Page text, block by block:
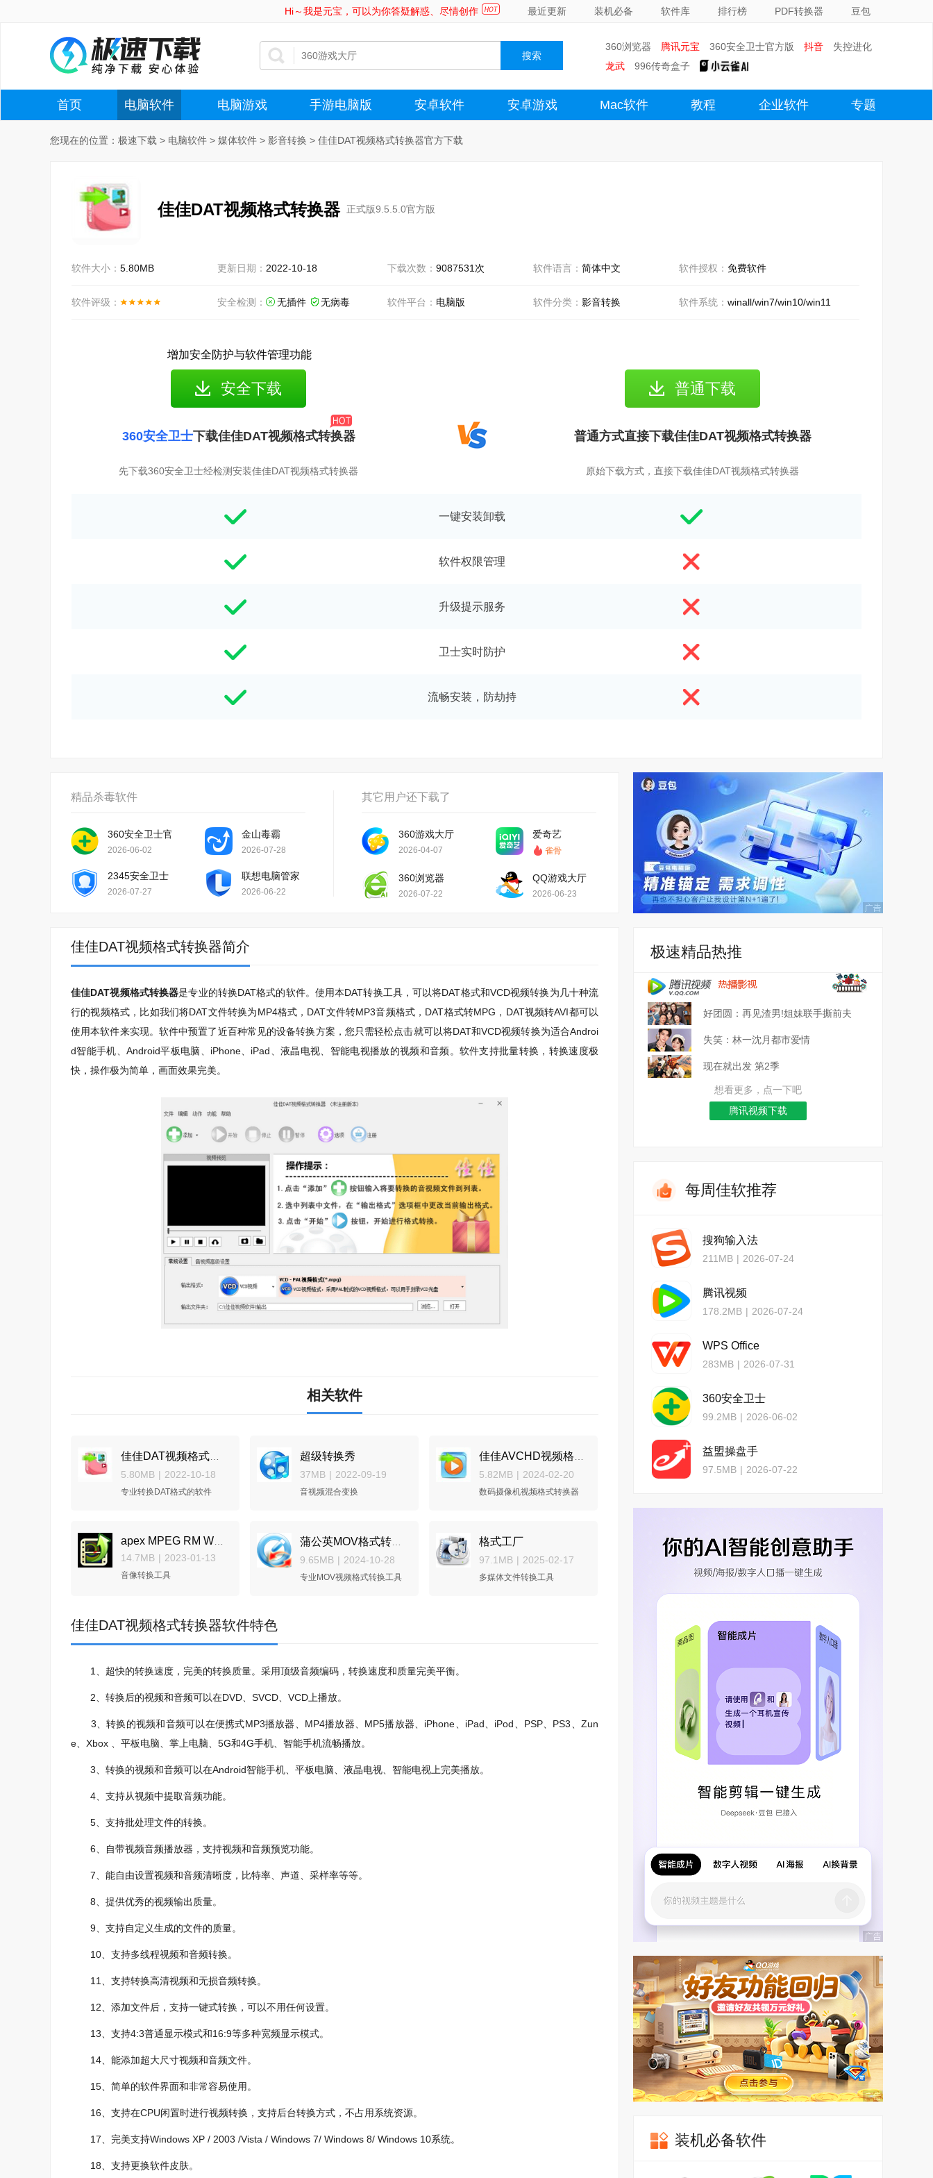
Hi～我是元宝，可以为你答疑解惑、尽情创作 最近更新 装机必备 软件库 排行榜 PDF转换器 豆包
360浏览器 腾讯元宝 360安全卫士官方版 抖音
失控进化
龙武
996传奇盒子
首页 电脑软件 电脑游戏 手游电脑版 安卓软件 安卓游戏 Mac软件 教程 企业软件 专题
您现在的位置： 极速下载 > 电脑软件 > 媒体软件 > 影音转换 > 佳佳DAT视频格式转换器官方下载
佳佳DAT视频格式转换器 正式版9.5.5.0官方版
软件大小： 5.80MB 更新日期： 2022-10-18 下载次数： 9087531次 软件语言： 简体中文 软件授权： 免费软件
软件评级： 安全检测： 无插件 无病毒 软件平台： 电脑版 软件分类： 影音转换 软件系统： winall/win7/win10/win11
增加安全防护与软件管理功能
安全下载
360安全卫士下载佳佳DAT视频格式转换器
先下载360安全卫士经检测安装佳佳DAT视频格式转换器
普通下载
普通方式直接下载佳佳DAT视频格式转换器
原始下载方式，直接下载佳佳DAT视频格式转换器
一键安装卸载
软件权限管理
升级提示服务
卫士实时防护
流畅安装，防劫持
精品杀毒软件
360安全卫士官方版
2026-06-02
金山毒霸
2026-07-28
2345安全卫士
2026-07-27
联想电脑管家
2026-06-22
其它用户还下载了
360游戏大厅
2026-04-07
爱奇艺
雀骨
360浏览器
2026-07-22
QQ游戏大厅
2026-06-23
佳佳DAT视频格式转换器简介
佳佳DAT视频格式转换器是专业的转换DAT格式的软件。使用本DAT转换工具，可以将DAT格式和VCD视频转换为几十种流
行的视频格式，比如我们将DAT文件转换为MP4格式，DAT文件转MP3音频格式，DAT格式转MPG，DAT视频转AVI都可以
使用本软件来实现。软件中预置了近百种常见的设备转换方案，您只需轻松点击就可以将DAT和VCD视频转换为适合Androi
d智能手机、Android平板电脑、iPhone、iPad、液晶电视、智能电视播放的视频和音频。软件支持批量转换，转换速度极
快，操作极为简单，画面效果完美。
相关软件
5.80MB | 2022-10-18
专业转换DAT格式的软件
超级转换秀
37MB | 2022-09-19
音视频混合变换
5.82MB | 2024-02-20
数码摄像机视频格式转换器
14.7MB | 2023-01-13
音像转换工具
9.65MB | 2024-10-28
专业MOV视频格式转换工具
格式工厂
97.1MB | 2025-02-17
多媒体文件转换工具
佳佳DAT视频格式转换器软件特色
1、超快的转换速度，完美的转换质量。采用顶级音频编码，转换速度和质量完美平衡。
2、转换后的视频和音频可以在DVD、SVCD、VCD上播放。
3、转换的视频和音频可以在便携式MP3播放器、MP4播放器、MP5播放器、iPhone、iPad、iPod、PSP、PS3、Zun
e、Xbox 、平板电脑、掌上电脑、5G和4G手机、智能手机流畅播放。
3、转换的视频和音频可以在Android智能手机、平板电脑、液晶电视、智能电视上完美播放。
4、支持从视频中提取音频功能。
5、支持批处理文件的转换。
6、自带视频音频播放器，支持视频和音频预览功能。
7、能自由设置视频和音频清晰度，比特率、声道、采样率等等。
8、提供优秀的视频输出质量。
9、支持自定义生成的文件的质量。
10、支持多线程视频和音频转换。
11、支持转换高清视频和无损音频转换。
12、添加文件后，支持一键式转换，可以不用任何设置。
13、支持4:3普通显示模式和16:9等多种宽频显示模式。
14、能添加超大尺寸视频和音频文件。
15、简单的软件界面和非常容易使用。
16、支持在CPU闲置时进行视频转换，支持后台转换方式，不占用系统资源。
17、完美支持Windows XP / 2003 /Vista / Windows 7/ Windows 8/ Windows 10系统。
18、支持更换软件皮肤。
极速精品热推
好团圆：再见渣男!姐妹联手撕前夫
失笑：林一沈月都市爱情
现在就出发 第2季
想看更多，点一下吧
腾讯视频下载
每周佳软推荐
搜狗输入法
211MB | 2026-07-24
腾讯视频
178.2MB | 2026-07-24
WPS Office
283MB | 2026-07-31
360安全卫士
99.2MB | 2026-06-02
益盟操盘手
97.5MB | 2026-07-22
装机必备软件